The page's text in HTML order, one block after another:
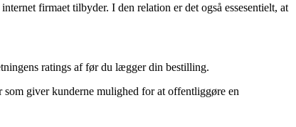
firmaet tilbyder. I den relation er det også essesentielt, at
ratings af før du lægger din bestilling.
giver kunderne mulighed for at offentliggøre en